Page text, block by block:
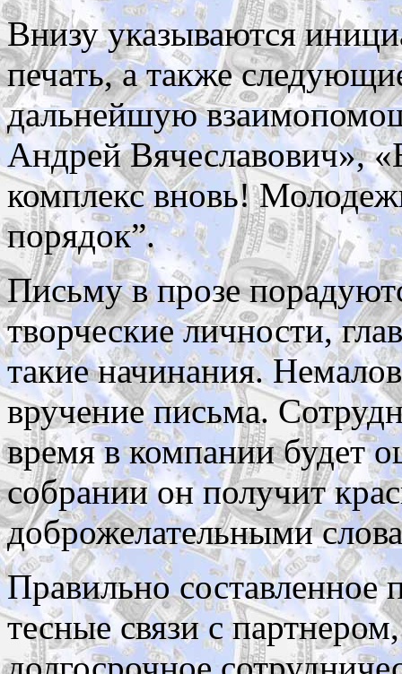
Внизу указываются
печать, а также
дальнейшую
Андрей Вячеславович»,
комплекс вновь!
порядок”.
Письму в прозе
творческие личности,
такие начинания.
вручение письма.
время в компании будет
собрании он получит
доброжелательными
Правильно составленное
тесные связи с